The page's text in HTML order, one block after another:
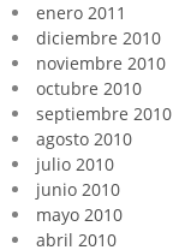
enero 2011
diciembre 2010
noviembre 2010
octubre 2010
septiembre 2010
agosto 2010
julio 2010
junio 2010
mayo 2010
abril 2010